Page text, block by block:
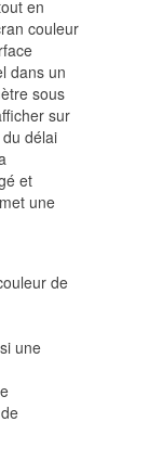
en
couleur
dans un
sous
sur
délai
et
une
de
une